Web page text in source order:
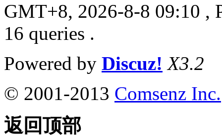
GMT+8, 2026-8-8 09:10 ,
16 queries .
Powered by Discuz! X3.2
© 2001-2013 Comsenz Inc.
返回顶部